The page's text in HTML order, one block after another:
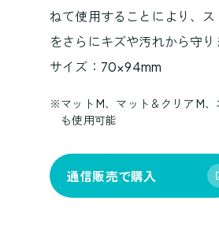
ねて使用することにより、
をさらにキズや汚れから守り
サイズ：70×94mm
※マット M、マット＆クリア M
も使用可能
通信販売で購入